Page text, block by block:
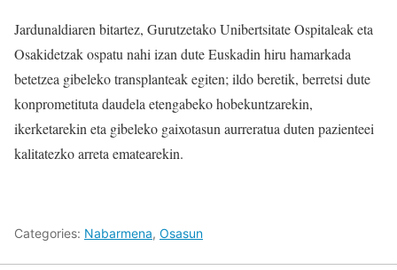
Jardunaldiaren bitartez, Gurutzetako Unibertsitate Ospitaleak eta
Osakidetzak ospatu nahi izan dute Euskadin hiru hamarkada
betetzea gibeleko transplanteak egiten; ildo beretik, berretsi dute
konprometituta daudela etengabeko hobekuntzarekin,
ikerketarekin eta gibeleko gaixotasun aurreratua duten pazienteei
kalitatezko arreta ematearekin.
Categories: Nabarmena, Osasun